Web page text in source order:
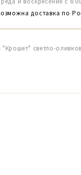
доставка по
"Крошет" светло-